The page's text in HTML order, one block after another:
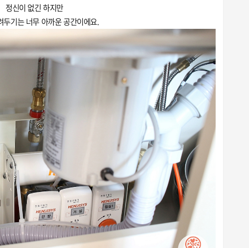
정신이 없긴 하지만
두기는 너무 아까운 공간이에요.